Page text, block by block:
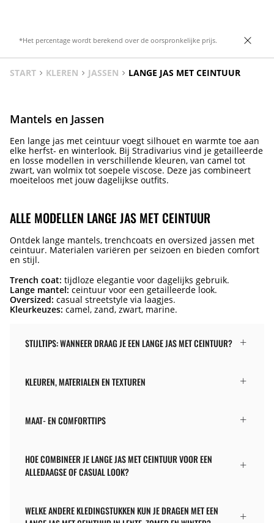
*Het percentage wordt berekend over de oorspronkelijke prijs.
START KLEREN JASSEN LANGE JAS MET CEINTUUR
Mantels en Jassen
Een lange jas met ceintuur voegt silhouet en warmte toe aan
elke herfst- en winterlook. Bij Stradivarius vind je getailleerde
en losse modellen in verschillende kleuren, van camel tot
zwart, van wolmix tot soepele viscose. Deze jas combineert
moeiteloos met jouw dagelijkse outfits.
ALLE MODELLEN LANGE JAS MET CEINTUUR
Ontdek lange mantels, trenchcoats en oversized jassen met
ceintuur. Materialen variëren per seizoen en bieden comfort
en stijl.
Trench coat: tijdloze elegantie voor dagelijks gebruik.
Lange mantel: ceintuur voor een getailleerde look.
Oversized: casual streetstyle via laagjes.
Kleurkeuzes: camel, zand, zwart, marine.
STIJLTIPS: WANNEER DRAAG JE EEN LANGE JAS MET CEINTUUR?
KLEUREN, MATERIALEN EN TEXTUREN
MAAT- EN COMFORTTIPS
HOE COMBINEER JE LANGE JAS MET CEINTUUR VOOR EEN
ALLEDAAGSE OF CASUAL LOOK?
WELKE ANDERE KLEDINGSTUKKEN KUN JE DRAGEN MET EEN